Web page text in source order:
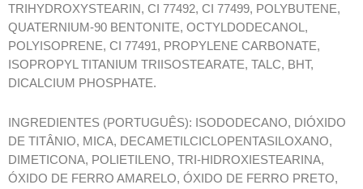
TRIHYDROXYSTEARIN, CI 77492, CI 77499, POLYBUTENE,
QUATERNIUM-90 BENTONITE, OCTYLDODECANOL,
POLYISOPRENE, CI 77491, PROPYLENE CARBONATE,
ISOPROPYL TITANIUM TRIISOSTEARATE, TALC, BHT,
DICALCIUM PHOSPHATE.
INGREDIENTES (PORTUGUÊS): ISODODECANO, DIÓXIDO
DE TITÂNIO, MICA, DECAMETILCICLOPENTASILOXANO,
DIMETICONA, POLIETILENO, TRI-HIDROXIESTEARINA,
ÓXIDO DE FERRO AMARELO, ÓXIDO DE FERRO PRETO,